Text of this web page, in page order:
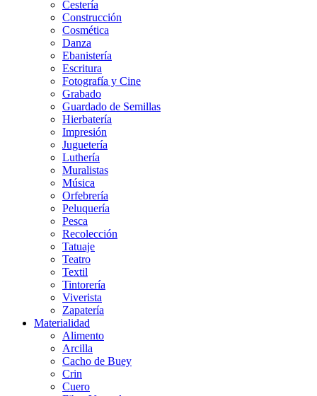
Cestería
Construcción
Cosmética
Danza
Ebanistería
Escritura
Fotografía y Cine
Grabado
Guardado de Semillas
Hierbatería
Impresión
Juguetería
Luthería
Muralistas
Música
Orfebrería
Peluquería
Pesca
Recolección
Tatuaje
Teatro
Textil
Tintorería
Viverista
Zapatería
Materialidad
Alimento
Arcilla
Cacho de Buey
Crin
Cuero